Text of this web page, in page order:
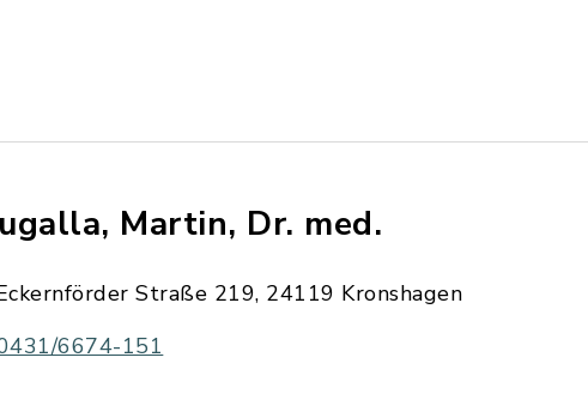
Martin, Dr. med.
Straße 219, 24119 Kronshagen
6674-151